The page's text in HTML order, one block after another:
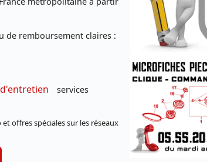
de remboursement claires :
services
offres spéciales sur les réseaux